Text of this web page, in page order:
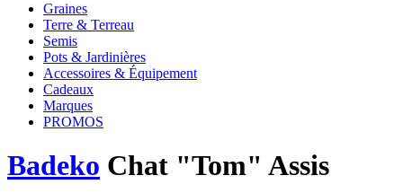
Graines
Terre & Terreau
Semis
Pots & Jardinières
Accessoires & Équipement
Cadeaux
Marques
PROMOS
Badeko Chat "Tom" Assis